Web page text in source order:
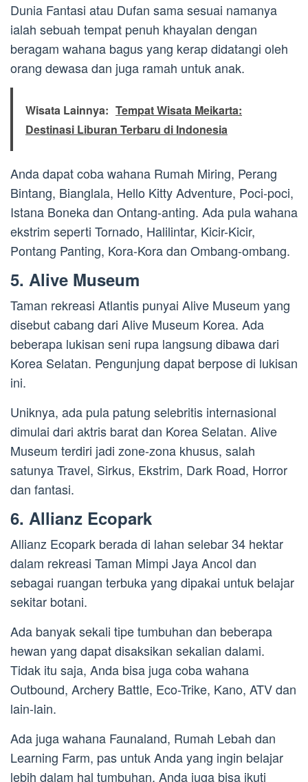
Dunia Fantasi atau Dufan sama sesuai namanya
ialah sebuah tempat penuh khayalan dengan
beragam wahana bagus yang kerap didatangi oleh
orang dewasa dan juga ramah untuk anak.
Wisata Lainnya: Tempat Wisata Meikarta:
Destinasi Liburan Terbaru di Indonesia
Anda dapat coba wahana Rumah Miring, Perang
Bintang, Bianglala, Hello Kitty Adventure, Poci-poci,
Istana Boneka dan Ontang-anting. Ada pula wahana
ekstrim seperti Tornado, Halilintar, Kicir-Kicir,
Pontang Panting, Kora-Kora dan Ombang-ombang.
5. Alive Museum
Taman rekreasi Atlantis punyai Alive Museum yang
disebut cabang dari Alive Museum Korea. Ada
beberapa lukisan seni rupa langsung dibawa dari
Korea Selatan. Pengunjung dapat berpose di lukisan
ini.
Uniknya, ada pula patung selebritis internasional
dimulai dari aktris barat dan Korea Selatan. Alive
Museum terdiri jadi zone-zona khusus, salah
satunya Travel, Sirkus, Ekstrim, Dark Road, Horror
dan fantasi.
6. Allianz Ecopark
Allianz Ecopark berada di lahan selebar 34 hektar
dalam rekreasi Taman Mimpi Jaya Ancol dan
sebagai ruangan terbuka yang dipakai untuk belajar
sekitar botani.
Ada banyak sekali tipe tumbuhan dan beberapa
hewan yang dapat disaksikan sekalian dalami.
Tidak itu saja, Anda bisa juga coba wahana
Outbound, Archery Battle, Eco-Trike, Kano, ATV dan
lain-lain.
Ada juga wahana Faunaland, Rumah Lebah dan
Learning Farm, pas untuk Anda yang ingin belajar
lebih dalam hal tumbuhan. Anda juga bisa ikuti